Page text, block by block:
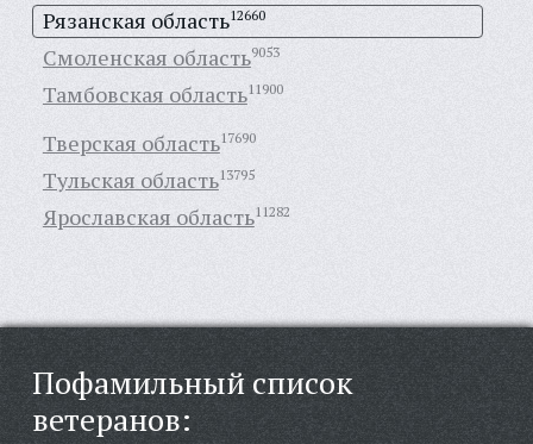
Рязанская область12660
Смоленская область9053
Тамбовская область11900
Тверская область17690
Тульская область13795
Ярославская область11282
Пофамильный список
ветеранов: